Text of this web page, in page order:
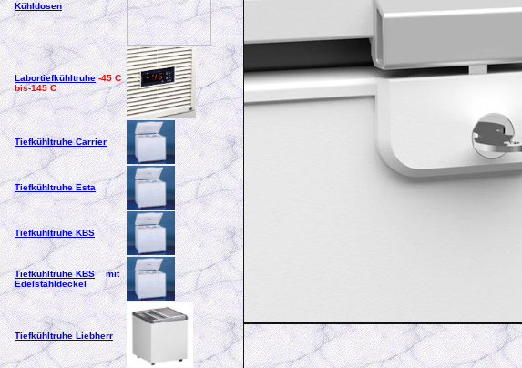
Kühldosen
Labortiefkühltruhe-45 C
bis-145 C
Tiefkühltruhe Carrier
Tiefkühltruhe Esta
Tiefkühltruhe KBS
Tiefkühltruhe KBS
mit
Edelstahldeckel
Tiefkühltruhe Liebherr